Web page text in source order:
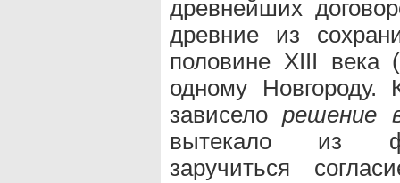
древнейших
древние из
половине XIII века
одному Новгороду.
зависелорешение
вытекало из
заручиться